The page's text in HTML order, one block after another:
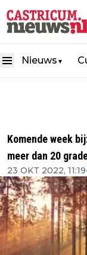
Nieuws ▼
Komende week
meer dan 20
23 OKT 2022, 11:19